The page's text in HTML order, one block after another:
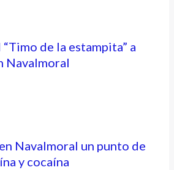
de la estampita” a
Navalmoral
Navalmoral un punto de
y cocaína